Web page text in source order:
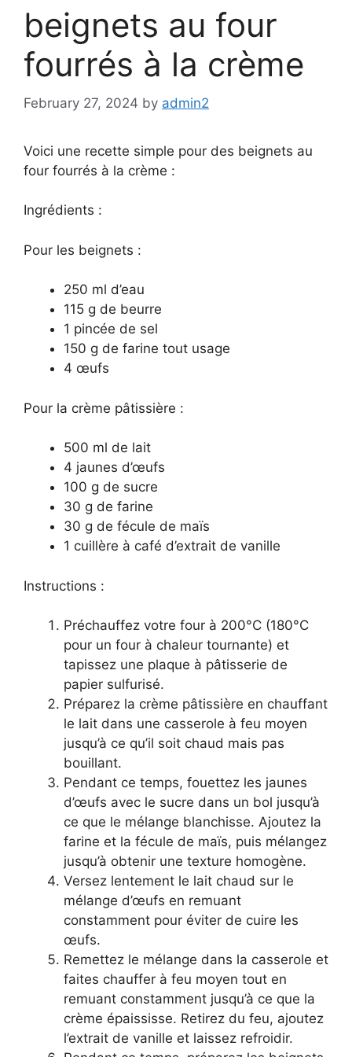
beignets au four
fourrés à la crème
February 27, 2024 by admin2
Voici une recette simple pour des beignets au
four fourrés à la crème :
Ingrédients :
Pour les beignets :
250 ml d’eau
115 g de beurre
1 pincée de sel
150 g de farine tout usage
4 œufs
Pour la crème pâtissière :
500 ml de lait
4 jaunes d’œufs
100 g de sucre
30 g de farine
30 g de fécule de maïs
1 cuillère à café d’extrait de vanille
Instructions :
Préchauffez votre four à 200°C (180°C
pour un four à chaleur tournante) et
tapissez une plaque à pâtisserie de
papier sulfurisé.
Préparez la crème pâtissière en chauffant
le lait dans une casserole à feu moyen
jusqu’à ce qu’il soit chaud mais pas
bouillant.
Pendant ce temps, fouettez les jaunes
d’œufs avec le sucre dans un bol jusqu’à
ce que le mélange blanchisse. Ajoutez la
farine et la fécule de maïs, puis mélangez
jusqu’à obtenir une texture homogène.
Versez lentement le lait chaud sur le
mélange d’œufs en remuant
constamment pour éviter de cuire les
œufs.
Remettez le mélange dans la casserole et
faites chauffer à feu moyen tout en
remuant constamment jusqu’à ce que la
crème épaississe. Retirez du feu, ajoutez
l’extrait de vanille et laissez refroidir.